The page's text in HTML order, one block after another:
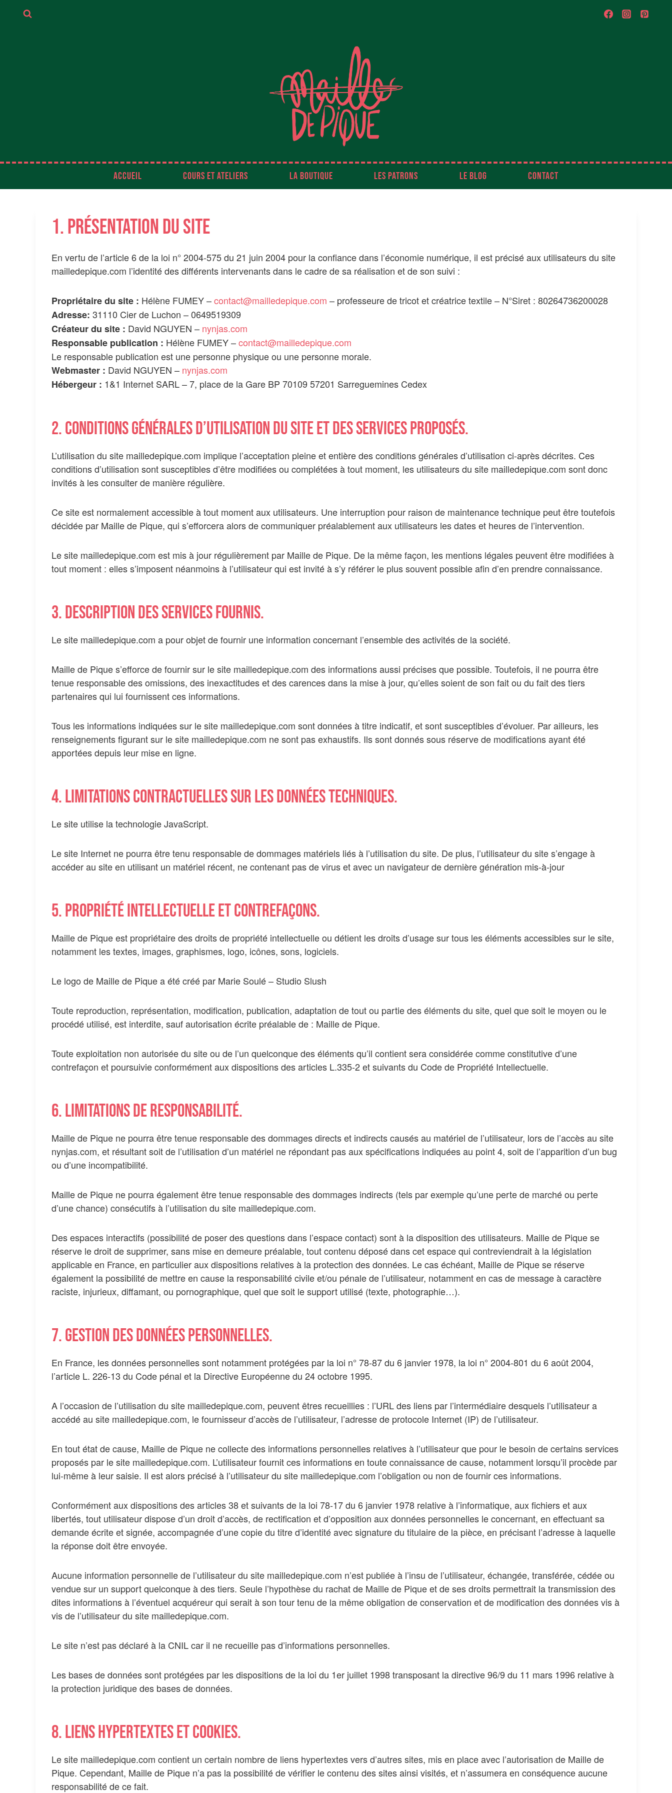
ACCUEIL COURS ET ATELIERS LA BOUTIQUE LES PATRONS LE BLOG CONTACT
1. Présentation du site
En vertu de l’article 6 de la loi n° 2004-575 du 21 juin 2004 pour la confiance dans l’économie numérique, il est précisé aux utilisateurs du site
mailledepique.com l’identité des différents intervenants dans le cadre de sa réalisation et de son suivi :
Propriétaire du site : Hélène FUMEY –contact@mailledepique.com – professeure de tricot et créatrice textile – N°Siret : 80264736200028
Adresse: 31110 Cier de Luchon – 0649519309
Créateur du site : David NGUYEN – nynjas.com
Responsable publication : Hélène FUMEY –contact@mailledepique.com
Le responsable publication est une personne physique ou une personne morale.
Webmaster : David NGUYEN – nynjas.com
Hébergeur : 1&1 Internet SARL – 7, place de la Gare BP 70109 57201 Sarreguemines Cedex
2. Conditions générales d’utilisation du site et des services proposés.
L’utilisation du site mailledepique.com implique l’acceptation pleine et entière des conditions générales d’utilisation ci-après décrites. Ces
conditions d’utilisation sont susceptibles d’être modifiées ou complétées à tout moment, les utilisateurs du site mailledepique.com sont donc
invités à les consulter de manière régulière.
Ce site est normalement accessible à tout moment aux utilisateurs. Une interruption pour raison de maintenance technique peut être toutefois
décidée par Maille de Pique, qui s’efforcera alors de communiquer préalablement aux utilisateurs les dates et heures de l’intervention.
Le site mailledepique.com est mis à jour régulièrement par Maille de Pique. De la même façon, les mentions légales peuvent être modifiées à
tout moment : elles s’imposent néanmoins à l’utilisateur qui est invité à s’y référer le plus souvent possible afin d’en prendre connaissance.
3. Description des services fournis.
Le site mailledepique.com a pour objet de fournir une information concernant l’ensemble des activités de la société.
Maille de Pique s’efforce de fournir sur le site mailledepique.com des informations aussi précises que possible. Toutefois, il ne pourra être
tenue responsable des omissions, des inexactitudes et des carences dans la mise à jour, qu’elles soient de son fait ou du fait des tiers
partenaires qui lui fournissent ces informations.
Tous les informations indiquées sur le site mailledepique.com sont données à titre indicatif, et sont susceptibles d’évoluer. Par ailleurs, les
renseignements figurant sur le site mailledepique.com ne sont pas exhaustifs. Ils sont donnés sous réserve de modifications ayant été
apportées depuis leur mise en ligne.
4. Limitations contractuelles sur les données techniques.
Le site utilise la technologie JavaScript.
Le site Internet ne pourra être tenu responsable de dommages matériels liés à l’utilisation du site. De plus, l’utilisateur du site s’engage à
accéder au site en utilisant un matériel récent, ne contenant pas de virus et avec un navigateur de dernière génération mis-à-jour
5. Propriété intellectuelle et contrefaçons.
Maille de Pique est propriétaire des droits de propriété intellectuelle ou détient les droits d’usage sur tous les éléments accessibles sur le site,
notamment les textes, images, graphismes, logo, icônes, sons, logiciels.
Le logo de Maille de Pique a été créé par Marie Soulé – Studio Slush
Toute reproduction, représentation, modification, publication, adaptation de tout ou partie des éléments du site, quel que soit le moyen ou le
procédé utilisé, est interdite, sauf autorisation écrite préalable de : Maille de Pique.
Toute exploitation non autorisée du site ou de l’un quelconque des éléments qu’il contient sera considérée comme constitutive d’une
contrefaçon et poursuivie conformément aux dispositions des articles L.335-2 et suivants du Code de Propriété Intellectuelle.
6. Limitations de responsabilité.
Maille de Pique ne pourra être tenue responsable des dommages directs et indirects causés au matériel de l’utilisateur, lors de l’accès au site
nynjas.com, et résultant soit de l’utilisation d’un matériel ne répondant pas aux spécifications indiquées au point 4, soit de l’apparition d’un bug
ou d’une incompatibilité.
Maille de Pique ne pourra également être tenue responsable des dommages indirects (tels par exemple qu’une perte de marché ou perte
d’une chance) consécutifs à l’utilisation du site mailledepique.com.
Des espaces interactifs (possibilité de poser des questions dans l’espace contact) sont à la disposition des utilisateurs. Maille de Pique se
réserve le droit de supprimer, sans mise en demeure préalable, tout contenu déposé dans cet espace qui contreviendrait à la législation
applicable en France, en particulier aux dispositions relatives à la protection des données. Le cas échéant, Maille de Pique se réserve
également la possibilité de mettre en cause la responsabilité civile et/ou pénale de l’utilisateur, notamment en cas de message à caractère
raciste, injurieux, diffamant, ou pornographique, quel que soit le support utilisé (texte, photographie…).
7. Gestion des données personnelles.
En France, les données personnelles sont notamment protégées par la loi n° 78-87 du 6 janvier 1978, la loi n° 2004-801 du 6 août 2004,
l’article L. 226-13 du Code pénal et la Directive Européenne du 24 octobre 1995.
A l’occasion de l’utilisation du site mailledepique.com, peuvent êtres recueillies : l’URL des liens par l’intermédiaire desquels l’utilisateur a
accédé au site mailledepique.com, le fournisseur d’accès de l’utilisateur, l’adresse de protocole Internet (IP) de l’utilisateur.
En tout état de cause, Maille de Pique ne collecte des informations personnelles relatives à l’utilisateur que pour le besoin de certains services
proposés par le site mailledepique.com. L’utilisateur fournit ces informations en toute connaissance de cause, notamment lorsqu’il procède par
lui-même à leur saisie. Il est alors précisé à l’utilisateur du site mailledepique.com l’obligation ou non de fournir ces informations.
Conformément aux dispositions des articles 38 et suivants de la loi 78-17 du 6 janvier 1978 relative à l’informatique, aux fichiers et aux
libertés, tout utilisateur dispose d’un droit d’accès, de rectification et d’opposition aux données personnelles le concernant, en effectuant sa
demande écrite et signée, accompagnée d’une copie du titre d’identité avec signature du titulaire de la pièce, en précisant l’adresse à laquelle
la réponse doit être envoyée.
Aucune information personnelle de l’utilisateur du site mailledepique.com n’est publiée à l’insu de l’utilisateur, échangée, transférée, cédée ou
vendue sur un support quelconque à des tiers. Seule l’hypothèse du rachat de Maille de Pique et de ses droits permettrait la transmission des
dites informations à l’éventuel acquéreur qui serait à son tour tenu de la même obligation de conservation et de modification des données vis à
vis de l’utilisateur du site mailledepique.com.
Le site n’est pas déclaré à la CNIL car il ne recueille pas d’informations personnelles.
Les bases de données sont protégées par les dispositions de la loi du 1er juillet 1998 transposant la directive 96/9 du 11 mars 1996 relative à
la protection juridique des bases de données.
8. Liens hypertextes et cookies.
Le site mailledepique.com contient un certain nombre de liens hypertextes vers d’autres sites, mis en place avec l’autorisation de Maille de
Pique. Cependant, Maille de Pique n’a pas la possibilité de vérifier le contenu des sites ainsi visités, et n’assumera en conséquence aucune
responsabilité de ce fait.